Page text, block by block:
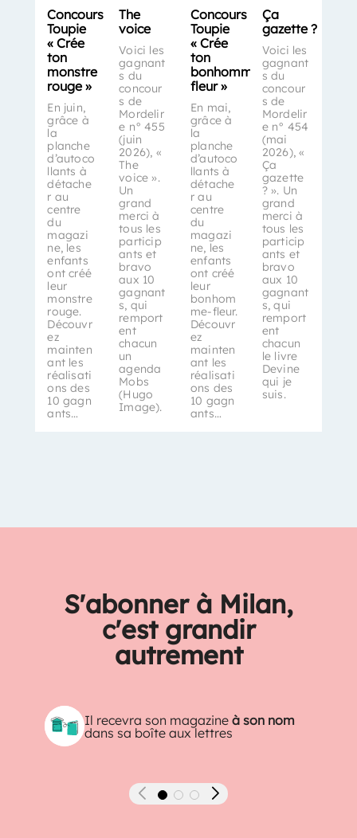
Concours
Toupie
« Crée
ton
monstre
rouge »
En juin,
grâce à
la
planche
d’autoco
llants à
détache
r au
centre
du
magazi
ne, les
enfants
ont créé
leur
monstre
rouge.
Découvr
ez
mainten
ant les
réalisati
ons des
10 gagn
ants…
The
voice
Voici les
gagnant
s du
concour
s de
Mordelir
e n° 455
(juin
2026), «
The
voice ».
Un
grand
merci à
tous les
particip
ants et
bravo
aux 10
gagnant
s, qui
remport
ent
chacun
un
agenda
Mobs
(Hugo
Image).
Concours
Toupie
« Crée
ton
bonhomme-
fleur »
En mai,
grâce à
la
planche
d’autoco
llants à
détache
r au
centre
du
magazi
ne, les
enfants
ont créé
leur
bonhom
me-fleur.
Découvr
ez
mainten
ant les
réalisati
ons des
10 gagn
ants…
Ça
gazette ?
Voici les
gagnant
s du
concour
s de
Mordelir
e n° 454
(mai
2026), «
Ça
gazette
? ». Un
grand
merci à
tous les
particip
ants et
bravo
aux 10
gagnant
s, qui
remport
ent
chacun
le livre
Devine
qui je
suis.
S'abonner à Milan,
c'est grandir
autrement
Il recevra son magazineà son nom
dans sa boîte aux lettres
Précédent Suivant